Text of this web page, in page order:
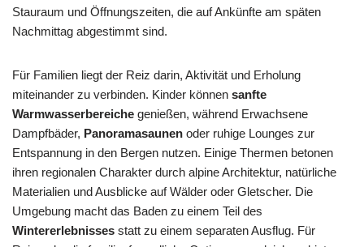
Stauraum und Öffnungszeiten, die auf Ankünfte am späten
Nachmittag abgestimmt sind.
Für Familien liegt der Reiz darin, Aktivität und Erholung
miteinander zu verbinden. Kinder können sanfte
Warmwasserbereiche genießen, während Erwachsene
Dampfbäder, Panoramasaunen oder ruhige Lounges zur
Entspannung in den Bergen nutzen. Einige Thermen betonen
ihren regionalen Charakter durch alpine Architektur, natürliche
Materialien und Ausblicke auf Wälder oder Gletscher. Die
Umgebung macht das Baden zu einem Teil des
Wintererlebnisses statt zu einem separaten Ausflug. Für